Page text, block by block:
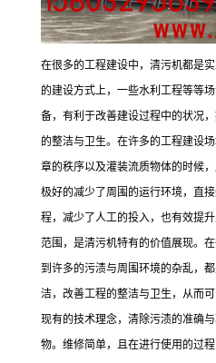
在很多的工程建设中，清污机都是
的建设方式上，一些水利工程等等
备，有利于改善建设过程中的状况
的整洁与卫生。在许多的工程建设
章的秩序以及灌装流质物体的时候
极好的减少了周围的运行环境，直
程，减少了人工的投入，也有效提
范围，是清污机特有的价值展现。
到许多的污渍与周围环境的杂乱，
洁，改善工程的整洁与卫生，从而
现有的技术理念，清除污渍的准确
物。维修简单，且在进行使用的过